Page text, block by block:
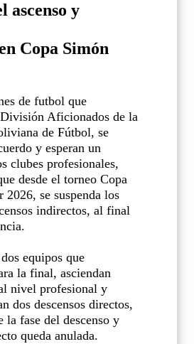
ascenso y
Copa Simón
de futbol que
Aficionados de la
de Fútbol, se
y esperan un
clubes profesionales,
desde el torneo Copa
se suspenda los
indirectos, al final
equipos que
la final, asciendan
nivel profesional y
dos descensos directos,
la fase del descenso y
queda anulada.